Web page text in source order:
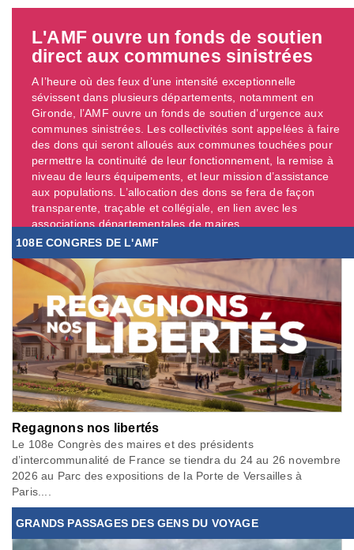
L'AMF ouvre un fonds de soutien
direct aux communes sinistrées
A l’heure où des feux d’une intensité exceptionnelle
sévissent dans plusieurs départements, notamment en
Gironde, l’AMF ouvre un fonds de soutien d’urgence aux
communes sinistrées. Les collectivités sont appelées à faire
des dons qui seront alloués aux communes touchées pour
permettre la continuité de leur fonctionnement, la remise à
niveau de leurs équipements, et leur mission d’assistance
aux populations. L’allocation des dons se fera de façon
transparente, traçable et collégiale, en lien avec les
associations départementales de maires. ...
108E CONGRES DE L'AMF
Regagnons nos libertés
Le 108e Congrès des maires et des présidents
d’intercommunalité de France se tiendra du 24 au 26 novembre
2026 au Parc des expositions de la Porte de Versailles à
Paris....
GRANDS PASSAGES DES GENS DU VOYAGE